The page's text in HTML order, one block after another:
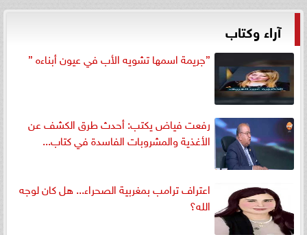
آراء وكتاب
”جريمة اسمها تشويه الأب في عيون أبناءه ”
رفعت فياض يكتب: أحدث طرق الكشف عن
الأغذية والمشروبات الفاسدة في كتاب...
اعتراف ترامب بمغربية الصحراء... هل كان لوجه
الله؟